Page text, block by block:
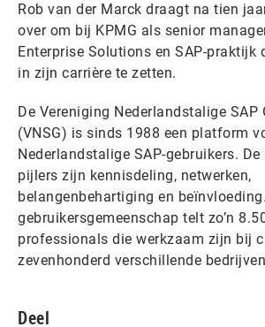
Rob van der Marck draagt na tien
over om bij KPMG als senior
Enterprise Solutions en SAP-praktijk
in zijn carrière te zetten.
De Vereniging Nederlandstalige SAP
(VNSG) is sinds 1988 een platform
Nederlandstalige SAP-gebruikers.
pijlers zijn kennisdeling, netwerken,
belangenbehartiging en
gebruikersgemeenschap telt zo’n
professionals die werkzaam zijn bij
zevenhonderd verschillende
Deel